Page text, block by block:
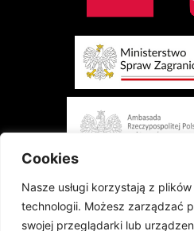
Cookies
Nasze usługi korzystają z
technologii. Możesz zarządzać
swojej przeglądarki lub